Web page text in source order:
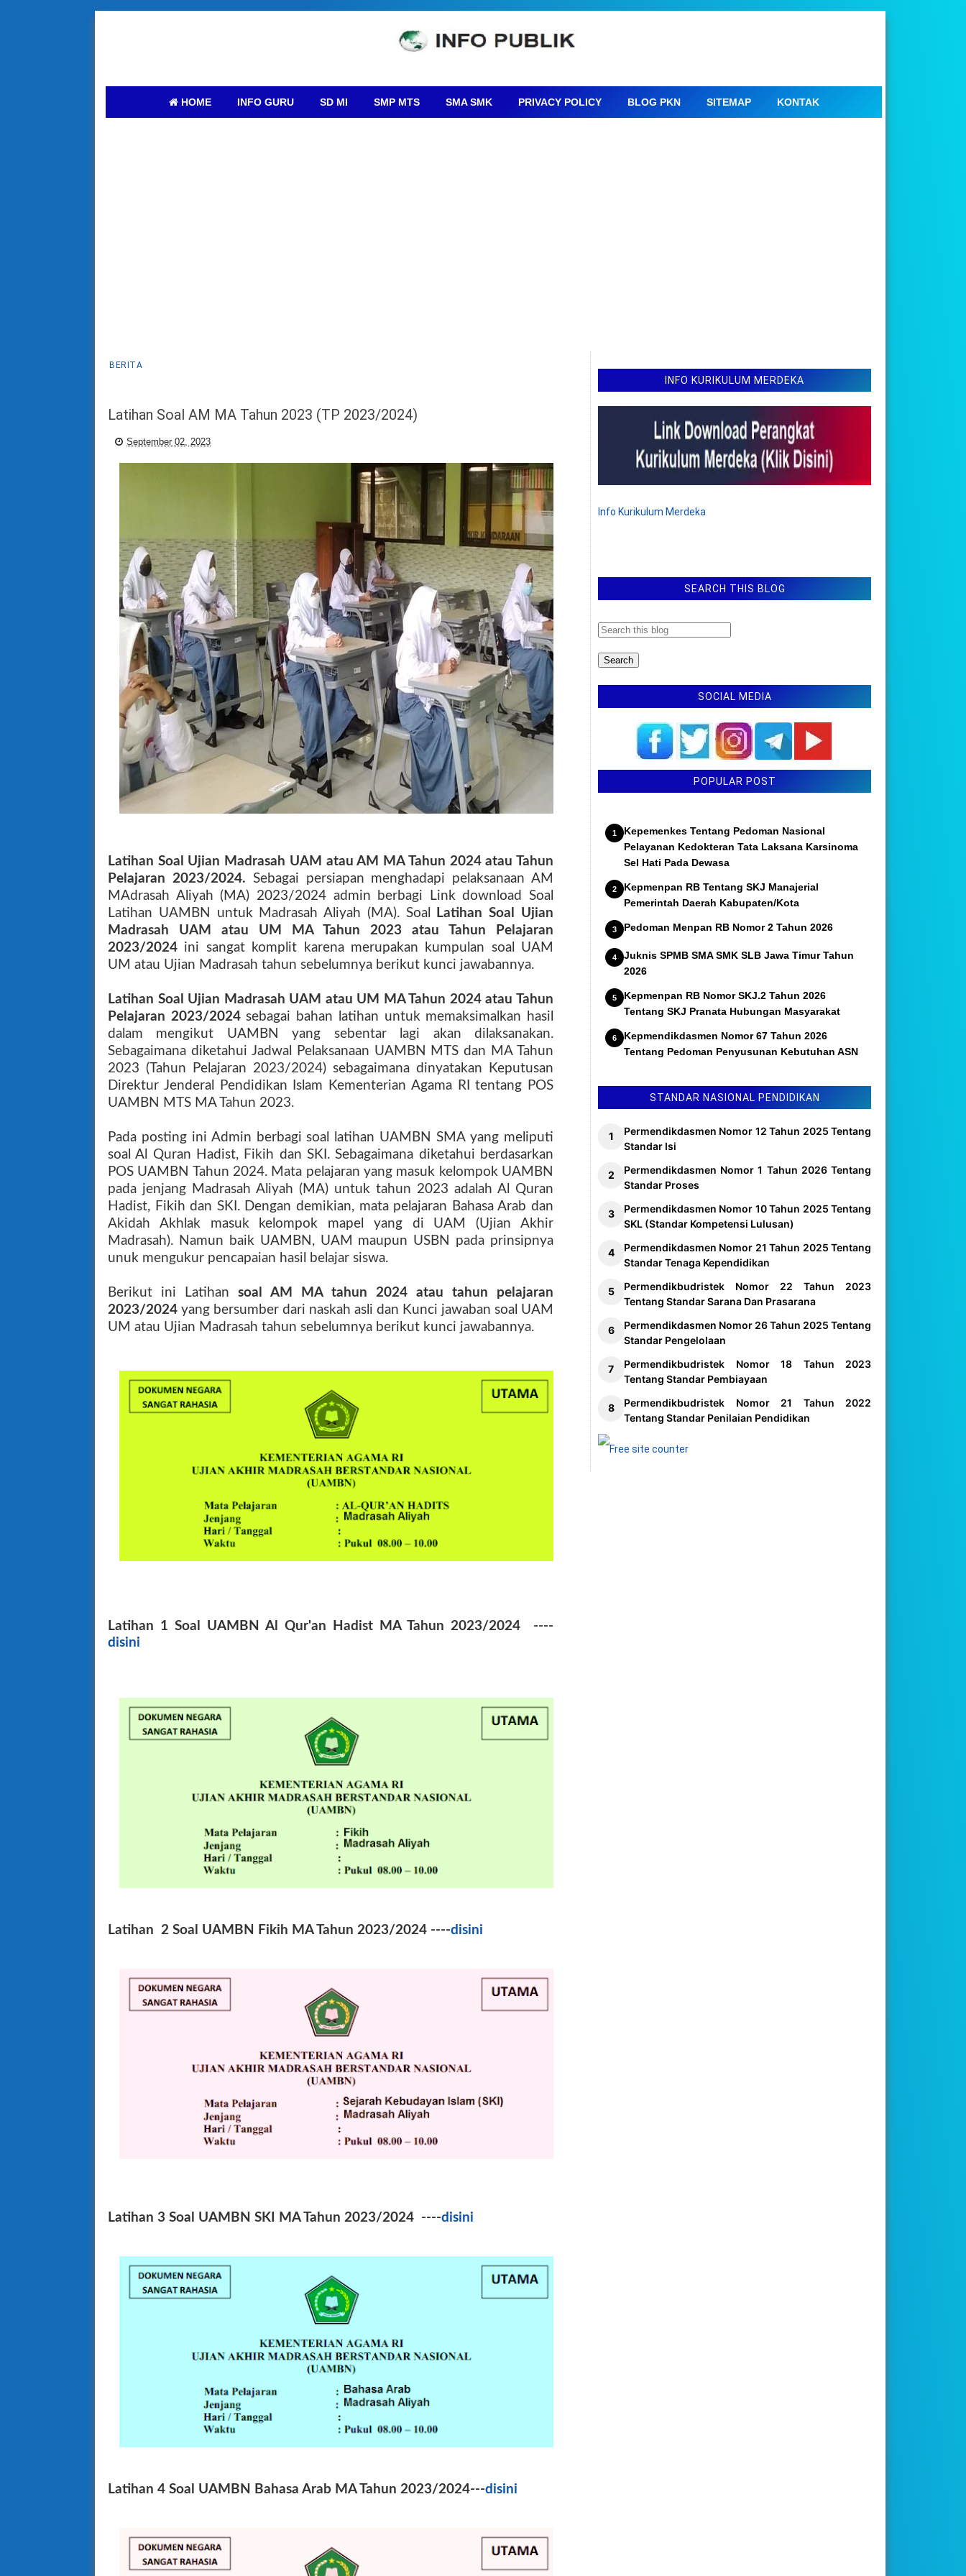
HOME INFO GURU SD MI SMP MTS SMA SMK PRIVACY POLICY BLOG PKN SITEMAP KONTAK
BERITA
Latihan Soal AM MA Tahun 2023 (TP 2023/2024)
September 02, 2023
Latihan Soal Ujian Madrasah UAM atau AM MA Tahun 2024 atau Tahun
Pelajaran 2023/2024. Sebagai persiapan menghadapi pelaksanaan AM
MAdrasah Aliyah (MA) 2023/2024 admin berbagi Link download Soal
Latihan UAMBN untuk Madrasah Aliyah (MA). Soal
Latihan Soal Ujian
Madrasah UAM atau UM
MA Tahun 2023 atau Tahun Pelajaran
2023/2024 ini sangat komplit karena merupakan kumpulan soal UAM
UM atau Ujian Madrasah tahun sebelumnya berikut kunci jawabannya.
Latihan Soal Ujian Madrasah UAM atau UM
MA Tahun 2024 atau Tahun
Pelajaran 2023/2024 sebagai bahan latihan untuk memaksimalkan hasil
dalam mengikut UAMBN yang sebentar lagi akan dilaksanakan.
Sebagaimana diketahui Jadwal Pelaksanaan UAMBN MTS dan MA Tahun
2023 (Tahun Pelajaran 2023/2024) sebagaimana dinyatakan Keputusan
Direktur Jenderal Pendidikan Islam Kementerian Agama RI tentang POS
UAMBN MTS MA Tahun 2023.
Pada posting ini Admin berbagi soal latihan UAMBN SMA yang meliputi
soal Al Quran Hadist, Fikih dan SKI. Sebagaimana diketahui berdasarkan
POS UAMBN Tahun 2024. Mata pelajaran yang masuk kelompok UAMBN
pada jenjang Madrasah Aliyah (MA) untuk tahun 2023 adalah Al Quran
Hadist, Fikih dan SKI. Dengan demikian, mata pelajaran Bahasa Arab dan
Akidah Akhlak masuk kelompok mapel yang di UAM (Ujian Akhir
Madrasah). Namun baik UAMBN, UAM maupun USBN pada prinsipnya
unuk mengukur pencapaian hasil belajar siswa.
Berikut ini Latihan soal AM MA tahun 2024 atau tahun pelajaran
2023/2024 yang bersumber dari naskah asli dan Kunci jawaban soal UAM
UM atau Ujian Madrasah tahun sebelumnya berikut kunci jawabannya.
Latihan 1 Soal UAMBN Al Qur'an Hadist MA Tahun 2023/2024 ----
disini
Latihan 2 Soal UAMBN Fikih MA Tahun 2023/2024 ----disini
Latihan 3 Soal UAMBN SKI MA Tahun 2023/2024 ----disini
Latihan 4 Soal UAMBN Bahasa Arab MA Tahun 2023/2024---disini
INFO KURIKULUM MERDEKA
Info Kurikulum Merdeka
SEARCH THIS BLOG
SOCIAL MEDIA
POPULAR POST
Kepemenkes Tentang Pedoman Nasional
Pelayanan Kedokteran Tata Laksana Karsinoma
Sel Hati Pada Dewasa
Kepmenpan RB Tentang SKJ Manajerial
Pemerintah Daerah Kabupaten/Kota
Pedoman Menpan RB Nomor 2 Tahun 2026
Juknis SPMB SMA SMK SLB Jawa Timur Tahun
2026
Kepmenpan RB Nomor SKJ.2 Tahun 2026
Tentang SKJ Pranata Hubungan Masyarakat
Kepmendikdasmen Nomor 67 Tahun 2026
Tentang Pedoman Penyusunan Kebutuhan ASN
STANDAR NASIONAL PENDIDIKAN
Permendikdasmen Nomor 12 Tahun 2025 Tentang
Standar Isi
Permendikdasmen Nomor 1 Tahun 2026 Tentang
Standar Proses
Permendikdasmen Nomor 10 Tahun 2025 Tentang
SKL (Standar Kompetensi Lulusan)
Permendikdasmen Nomor 21 Tahun 2025 Tentang
Standar Tenaga Kependidikan
Permendikbudristek Nomor 22 Tahun 2023
Tentang Standar Sarana Dan Prasarana
Permendikdasmen Nomor 26 Tahun 2025 Tentang
Standar Pengelolaan
Permendikbudristek Nomor 18 Tahun 2023
Tentang Standar Pembiayaan
Permendikbudristek Nomor 21 Tahun 2022
Tentang Standar Penilaian Pendidikan